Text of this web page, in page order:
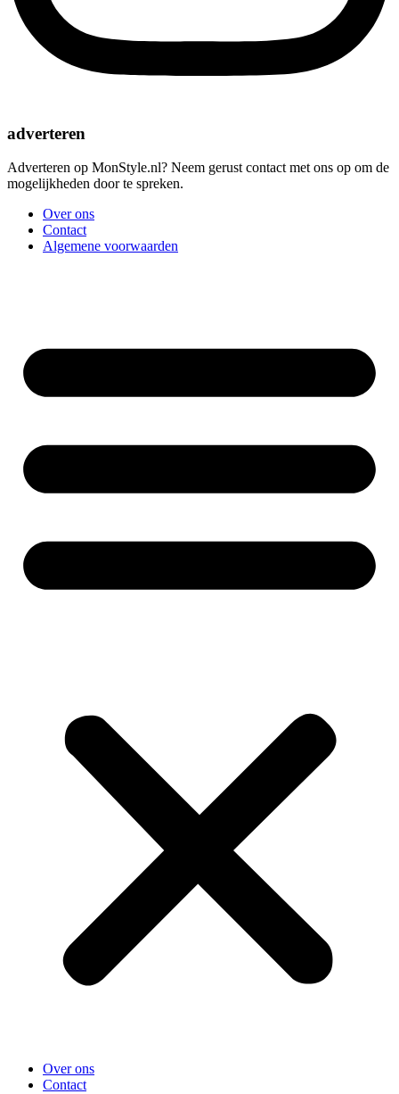
adverteren
Adverteren op MonStyle.nl? Neem gerust contact met ons op om de
mogelijkheden door te spreken.
Over ons
Contact
Algemene voorwaarden
Over ons
Contact